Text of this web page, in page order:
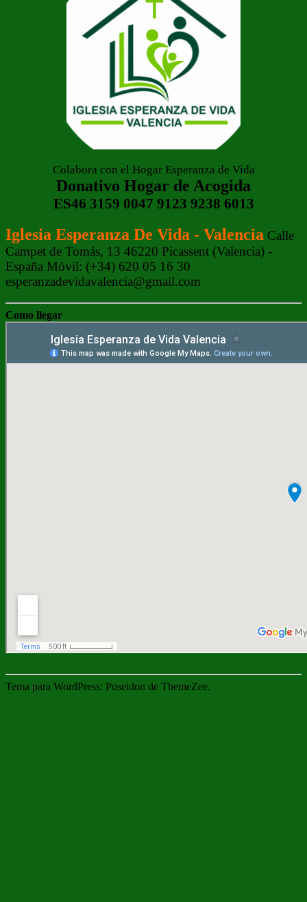
Colabora con el Hogar Esperanza de Vida
Donativo Hogar de Acogida
ES46 3159 0047 9123 9238 6013
Iglesia Esperanza De Vida - Valencia Calle
Campet de Tomás, 13 46220 Picassent (Valencia) -
España Móvil: (+34) 620 05 16 30
esperanzadevidavalencia@gmail.com
Como llegar
Tema para WordPress: Poseidon de ThemeZee.